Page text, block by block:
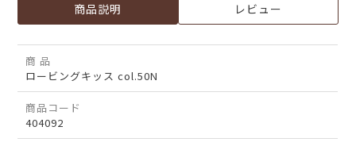
商品説明 レビュー
商 品
ロービングキッス col.50N
商品コード
404092